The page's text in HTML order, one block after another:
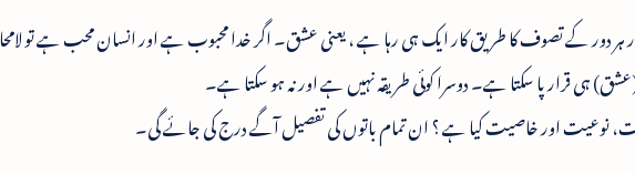
ہر دور کے تصوف کا طریق کار ایک ہی رہا ہے ، یعنی عشق۔ اگر خدا محبوب ہے اور انسان محب ہے تو
ہی قرار پا سکتا ہے۔ دوسرا کوئی طریقہ نہیں ہے اور نہ ہو سکتا ہے۔
نوعیت اور خاصیت کیا ہے ؟ ان تمام باتوں کی تفصیل آگے درج کی جائے گی۔